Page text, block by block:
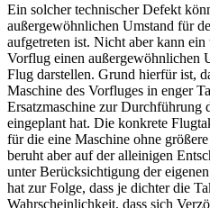
Ein solcher technischer Defekt
außergewöhnlichen Umstand für
aufgetreten ist. Nicht aber kann
Vorflug einen außergewöhnlichen
Flug darstellen. Grund hierfür ist,
Maschine des Vorfluges in enger
Ersatzmaschine zur Durchführung
eingeplant hat. Die konkrete
für die eine Maschine ohne
beruht aber auf der alleinigen
unter Berücksichtigung der
hat zur Folge, dass je dichter die
Wahrscheinlichkeit, dass sich